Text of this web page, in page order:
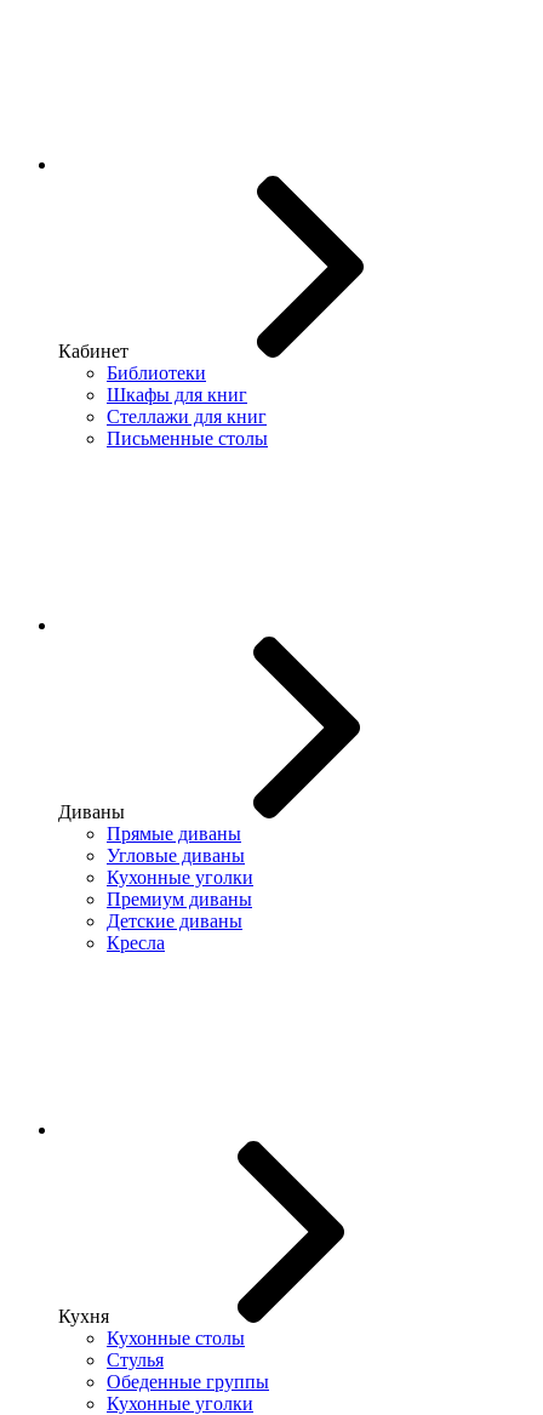
Кабинет
Библиотеки
Шкафы для книг
Стеллажи для книг
Письменные столы
Диваны
Прямые диваны
Угловые диваны
Кухонные уголки
Премиум диваны
Детские диваны
Кресла
Кухня
Кухонные столы
Стулья
Обеденные группы
Кухонные уголки